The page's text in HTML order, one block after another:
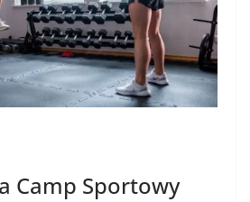
Camp Sportowy